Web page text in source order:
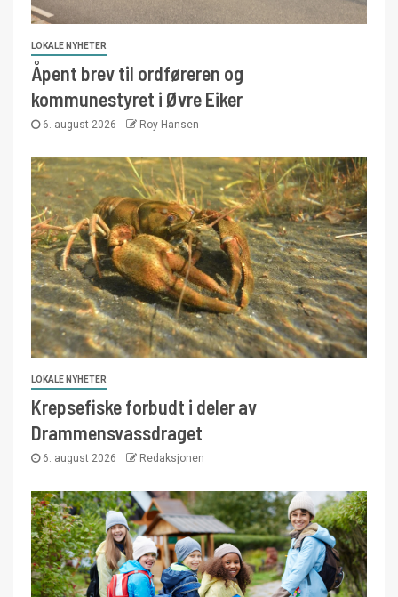
LOKALE NYHETER
Åpent brev til ordføreren og
kommunestyret i Øvre Eiker
6. august 2026 Roy Hansen
LOKALE NYHETER
Krepsefiske forbudt i deler av
Drammensvassdraget
6. august 2026 Redaksjonen